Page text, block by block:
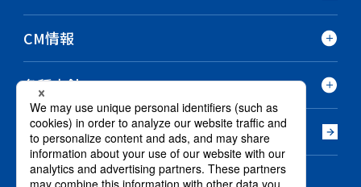
CM情報
各種方針
沿革